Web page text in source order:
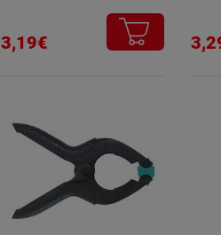
3,19€